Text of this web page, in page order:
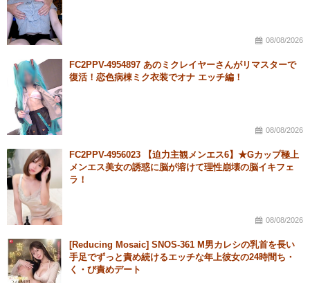
08/08/2026
FC2PPV-4954897 あのミクレイヤーさんがリマスターで
復活！恋色病棟ミク衣装でオナ エッチ編！
08/08/2026
FC2PPV-4956023 【迫力主観メンエス6】★Gカップ極上
メンエス美女の誘惑に脳が溶けて理性崩壊の脳イキフェ
ラ！
08/08/2026
[Reducing Mosaic] SNOS-361 M男カレシの乳首を長い
手足でずっと責め続けるエッチな年上彼女の24時間ち・
く・び責めデート